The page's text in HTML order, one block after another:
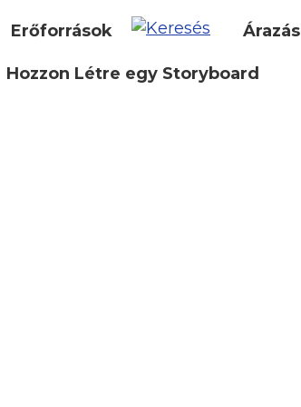
Erőforrások Árazás
Hozzon Létre egy Storyboard